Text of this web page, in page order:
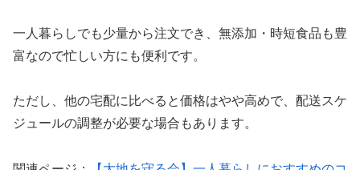
一人暮らしでも少量から注文でき、無添加・時短食品も豊
富なので忙しい方にも便利です。
ただし、他の宅配に比べると価格はやや高めで、配送スケ
ジュールの調整が必要な場合もあります。